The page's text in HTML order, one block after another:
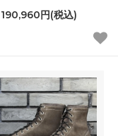
190,960円(税込)